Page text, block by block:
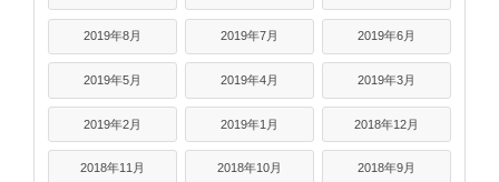
2019年8月 2019年7月 2019年6月
2019年5月 2019年4月 2019年3月
2019年2月 2019年1月 2018年12月
2018年11月 2018年10月 2018年9月